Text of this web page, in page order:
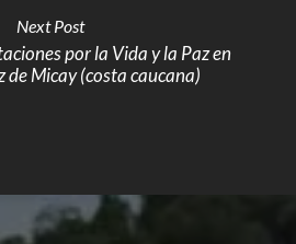
Next Post
por la Vida y la Paz en
de Micay (costa caucana)